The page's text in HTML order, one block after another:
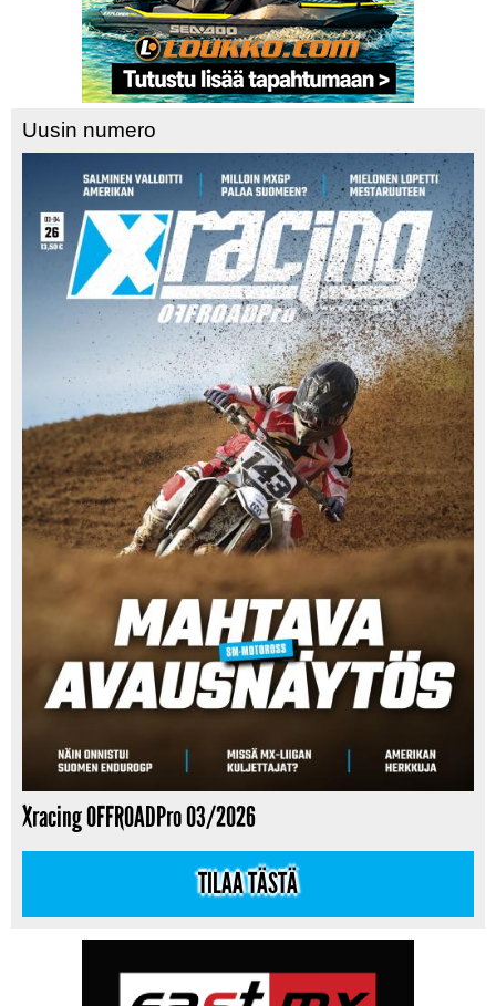
Uusin numero
Xracing OFFROADPro 03/2026
TILAA TÄSTÄ